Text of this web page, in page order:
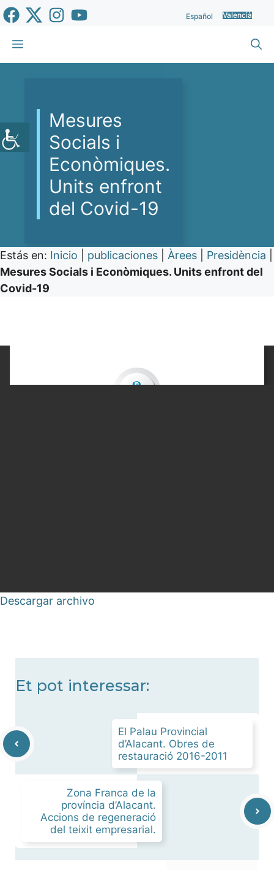
Vés
al
contingut
Español Valencià
Menu
Mesures
Socials i
Econòmiques.
Units enfront
del Covid-19
Estás en: Inicio publicaciones Àrees Presidència
Mesures Socials i Econòmiques. Units enfront del
Covid-19
Descargar archivo
Et pot interessar:
El Palau Provincial
d’Alacant. Obres de
restauració 2016-2011
Zona Franca de la
província d’Alacant.
Accions de regeneració
del teixit empresarial.